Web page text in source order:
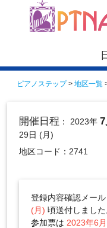
ピアノステップ> 地区一覧
開催日程 ： 2023年 7
29日 (月)
地区コード：2741
登録内容確認メー
(月) 頃送付しました
参加票は 2023年6